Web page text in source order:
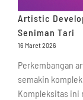
Artistic
Seniman Tari
16 Maret 2026
Perkembangan
semakin
Kompleksitas ini